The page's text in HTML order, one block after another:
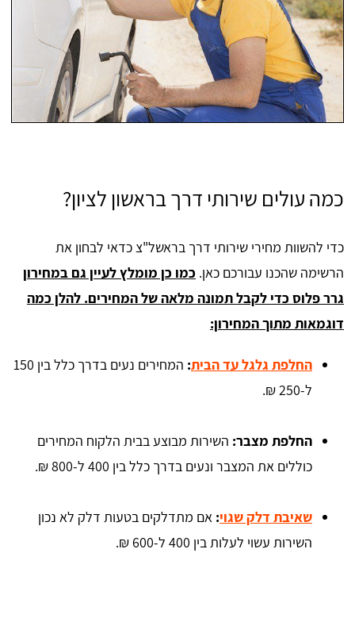
כמה עולים שירותי דרך בראשון לציון?
כדי להשוות מחירי שירותי דרך בראשל"צ כדאי לבחון את
הרשימה שהכנו עבורכם כאן. כמו כן מומלץ לעיין גם במחירון
גרר פלוס כדי לקבל תמונה מלאה של המחירים. להלן כמה
דוגמאות מתוך המחירון:
החלפת גלגל עד הבית:
המחירים נעים בדרך כלל בין 150
ל-250 ₪.
החלפת מצבר: השירות מבוצע בבית הלקוח המחירים
כוללים את המצבר ונעים בדרך כלל בין 400 ל-800 ₪.
שאיבת דלק שגוי: אם מתדלקים בטעות דלק לא נכון
השירות עשוי לעלות בין 400 ל-600 ₪.